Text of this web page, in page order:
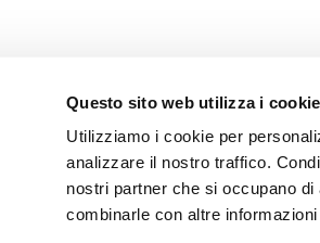
Questo sito web utilizza i cookie
Utilizziamo i cookie per
analizzare il nostro traffico.
nostri partner che si occupano
combinarle con altre